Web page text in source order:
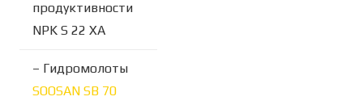
продуктивности
NPK S 22 XA
– Гидромолоты
SOOSAN SB 70